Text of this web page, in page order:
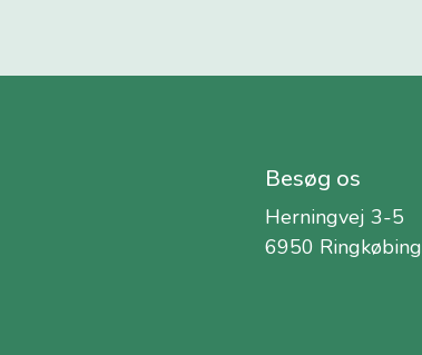
Besøg os
Herningvej 3-5
6950 Ringkøbing